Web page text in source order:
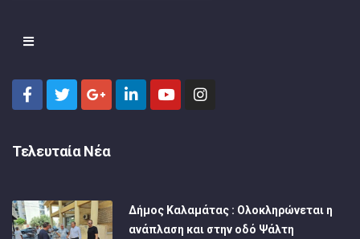
Τελευταία Νέα
Δήμος Καλαμάτας : Ολοκληρώνεται η
ανάπλαση και στην οδό Ψάλτη